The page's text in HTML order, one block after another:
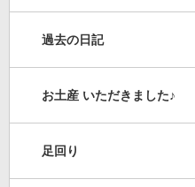
過去の日記
お土産 いただきました♪
足回り